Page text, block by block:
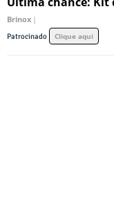
Brinox |
Patrocinado Clique aqui